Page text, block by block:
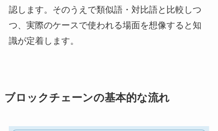
認します。そのうえで類似語・対比語と比較しつ
つ、実際のケースで使われる場面を想像すると知
識が定着します。
ブロックチェーンの基本的な流れ